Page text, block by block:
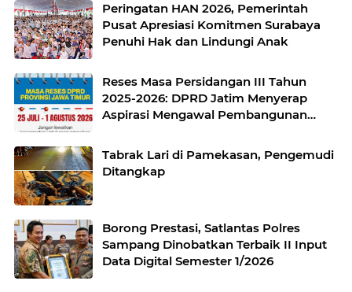
Peringatan HAN 2026, Pemerintah
Pusat Apresiasi Komitmen Surabaya
Penuhi Hak dan Lindungi Anak
Reses Masa Persidangan III Tahun
2025-2026: DPRD Jatim Menyerap
Aspirasi Mengawal Pembangunan
Tabrak Lari di Pamekasan, Pengemudi
Ditangkap
Borong Prestasi, Satlantas Polres
Sampang Dinobatkan Terbaik II Input
Data Digital Semester 1/2026